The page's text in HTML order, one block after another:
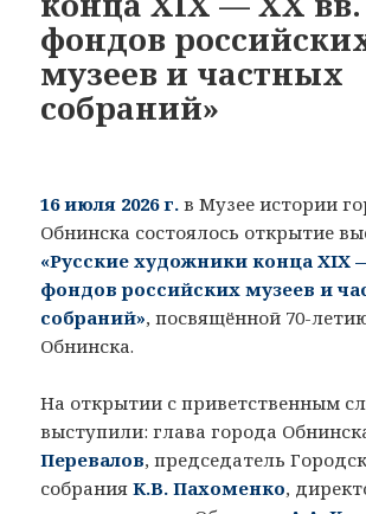
фондов
музеев и частных
собраний»
16 июля 2026 г. в Музее истории
Обнинска состоялось открытие
«Русские художники конца XIX
фондов российских музеев и
собраний», посвящённой 70-
Обнинска.
На открытии с приветственным
выступили: глава города
Перевалов, председатель
собранияК.В. Пахоменко,